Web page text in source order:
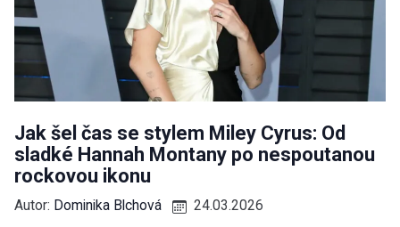
Jak šel čas se stylem Miley Cyrus: Od
sladké Hannah Montany po nespoutanou
rockovou ikonu
Autor: Dominika Blchová
24.03.2026